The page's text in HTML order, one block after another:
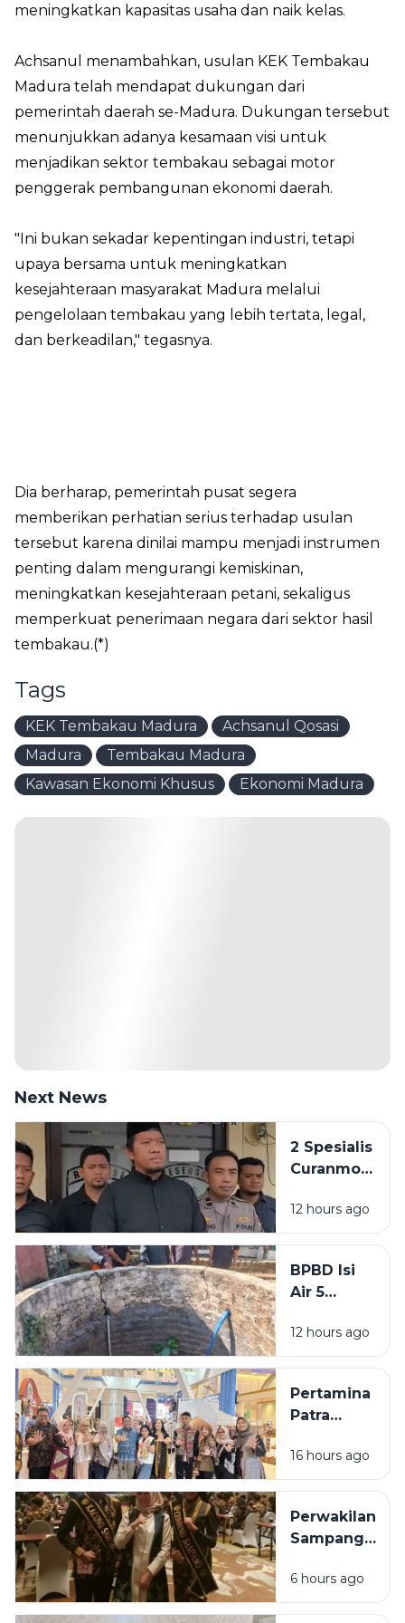
meningkatkan kapasitas usaha dan naik kelas.
Achsanul menambahkan, usulan KEK Tembakau
Madura telah mendapat dukungan dari
pemerintah daerah se-Madura. Dukungan tersebut
menunjukkan adanya kesamaan visi untuk
menjadikan sektor tembakau sebagai motor
penggerak pembangunan ekonomi daerah.
"Ini bukan sekadar kepentingan industri, tetapi
upaya bersama untuk meningkatkan
kesejahteraan masyarakat Madura melalui
pengelolaan tembakau yang lebih tertata, legal,
dan berkeadilan," tegasnya.
Dia berharap, pemerintah pusat segera
memberikan perhatian serius terhadap usulan
tersebut karena dinilai mampu menjadi instrumen
penting dalam mengurangi kemiskinan,
meningkatkan kesejahteraan petani, sekaligus
memperkuat penerimaan negara dari sektor hasil
tembakau.(*)
Tags
KEK Tembakau Madura
Achsanul Qosasi
Madura
Tembakau Madura
Kawasan Ekonomi Khusus
Ekonomi Madura
Next News
2 Spesialis
Curanmor
Bangkalan
Diringkus
Beraksi di
11 TKP
12 hours ago
BPBD Isi
Air 5
Warga
Sumenep
Kering
12 hours ago
Pertamina
Patra
Bawa 5
UMKM
Tampil di
Surabaya
2026
16 hours ago
Perwakilan
Sampang
Masuk 10
Besar pada
6 hours ago